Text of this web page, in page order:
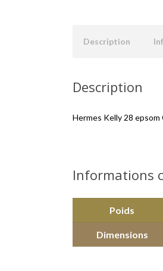
Description
Description
Hermes Kelly 28 epsom
Informations
Poids
Dimensions